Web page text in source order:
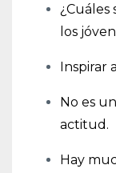
los
Inspirar
No es
actitud.
Hay